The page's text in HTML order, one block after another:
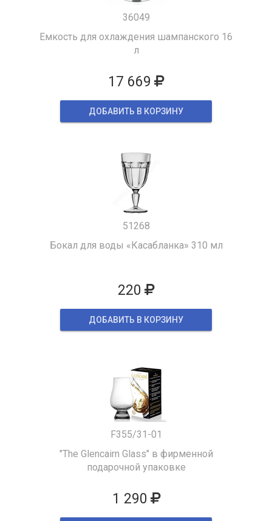
36049
Емкость для охлаждения шампанского 16
л
17 669
ДОБАВИТЬ В КОРЗИНУ
51268
Бокал для воды «Касабланка» 310 мл
220
ДОБАВИТЬ В КОРЗИНУ
F355/31-01
"The Glencairn Glass" в фирменной
подарочной упаковке
1 290